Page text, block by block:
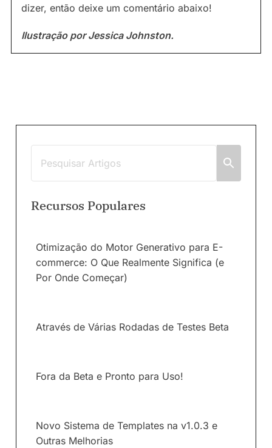
dizer, então deixe um comentário abaixo!
Ilustração por Jessica Johnston.
Recursos Populares
Otimização do Motor Generativo para E-
commerce: O Que Realmente Significa (e
Por Onde Começar)
Através de Várias Rodadas de Testes Beta
Fora da Beta e Pronto para Uso!
Novo Sistema de Templates na v1.0.3 e
Outras Melhorias